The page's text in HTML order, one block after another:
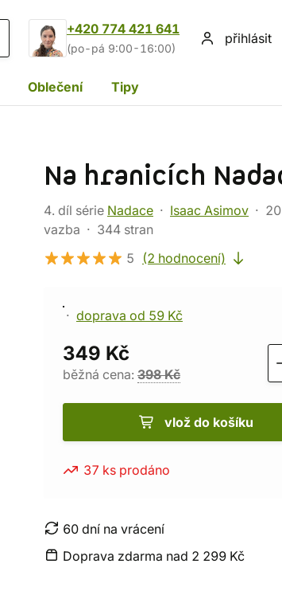
+420 774 421 641
(po-pá 9:00-16:00)
přihlásit
Oblečení Tipy
Na hranicích
4. díl série Nadace Isaac Asimov
vazba
344 stran
5
(2 hodnocení)
doprava od 59 Kč
349 Kč
běžná cena: 398 Kč
vlož do košíku
37 ks prodáno
60 dní na vrácení
Doprava zdarma nad 2 299 Kč